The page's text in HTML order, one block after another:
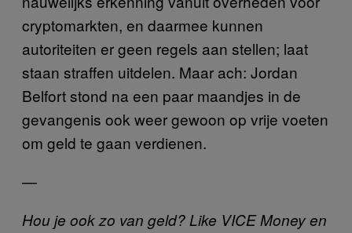
cryptomarkten, en daarmee kunnen
autoriteiten er geen regels aan stellen; laat
staan straffen uitdelen. Maar ach: Jordan
Belfort stond na een paar maandjes in de
gevangenis ook weer gewoon op vrije voeten
om geld te gaan verdienen.
—
Hou je ook zo van geld? Like VICE Money en